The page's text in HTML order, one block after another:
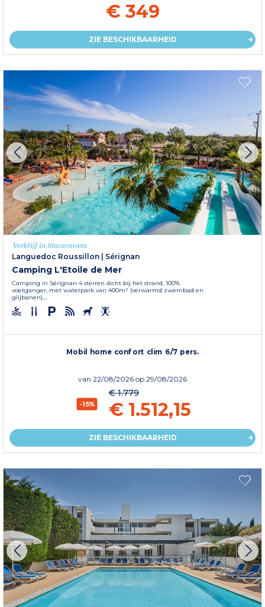
€ 349
ZIE BESCHIKBAARHEID
Verblijf in Stacaravans
Languedoc Roussillon
Sérignan
Camping L'Etoile de Mer
Camping in Sérignan 4 sterren dicht bij het strand, 100%
voetganger, met waterpark van 400m² (verwarmd zwembad en
glijbanen),...
Mobil home confort clim 6/7 pers.
van 22/08/2026 op 29/08/2026
-15%
€ 1.779
€ 1.512,15
ZIE BESCHIKBAARHEID